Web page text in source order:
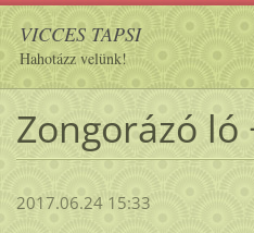
VICCES TAPSI
Hahotázz velünk!
Zongorázó ló
2017.06.24 15:33